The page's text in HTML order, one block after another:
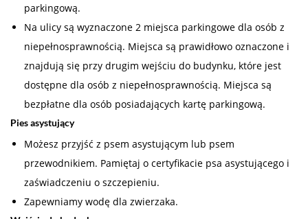
parkingową.
Na ulicy są wyznaczone 2 miejsca parkingowe dla osób z
niepełnosprawnością. Miejsca są prawidłowo oznaczone i
znajdują się przy drugim wejściu do budynku, które jest
dostępne dla osób z niepełnosprawnością. Miejsca są
bezpłatne dla osób posiadających kartę parkingową.
Pies asystujący
Możesz przyjść z psem asystującym lub psem
przewodnikiem. Pamiętaj o certyfikacie psa asystującego i
zaświadczeniu o szczepieniu.
Zapewniamy wodę dla zwierzaka.